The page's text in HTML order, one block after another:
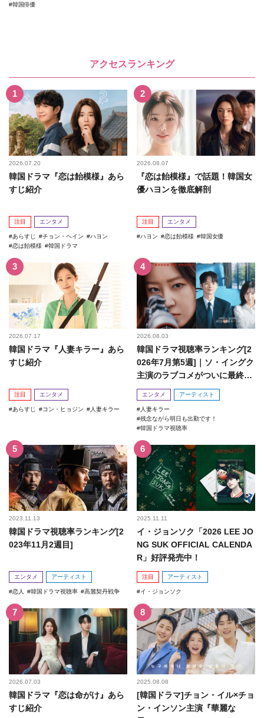
韓国俳優
アクセスランキング
2026.07.20
韓国ドラマ『恋は飴模様』あら
すじ紹介
注目 エンタメ
あらすじ チョン・ヘイン
ハヨン
恋は飴模様
韓国ドラマ
2026.08.07
『恋は飴模様』で話題！韓国女
優ハヨンを徹底解剖
注目 エンタメ
ハヨン 恋は飴模様 韓国女優
2026.07.17
韓国ドラマ『人妻キラー』あら
すじ紹介
注目 エンタメ
あらすじ コン・ヒョジン 人妻キラー
2026.08.03
韓国ドラマ視聴率ランキング[2
026年7月第5週]｜ソ・イングク
主演のラブコメがついに最終
回！
エンタメ アーティスト
人妻キラー
残念ながら明日も出勤です！
韓国ドラマ視聴率
2023.11.13
韓国ドラマ視聴率ランキング[2
023年11月2週目]
エンタメ アーティスト
恋人 韓国ドラマ視聴率 高麗契丹戦争
2025.11.11
イ・ジョンソク「2026 LEE JO
NG SUK OFFICIAL CALENDA
R」好評発売中！
注目 アーティスト
イ・ジョンソク
2026.07.03
韓国ドラマ『恋は命がけ』あら
すじ紹介
2025.08.08
[韓国ドラマ]チョン・イル×チョ
ン・インソン主演『華麗な